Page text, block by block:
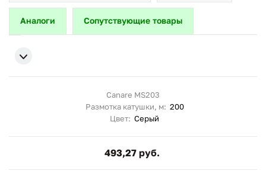
Аналоги Сопутствующие товары
Canare MS203
Размотка катушки, м: 200
Цвет: Серый
493,27 руб.